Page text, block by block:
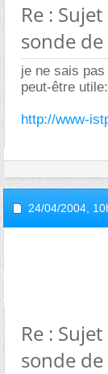
Re :
sonde
je ne sais
peut-être utile:
http://www-
24/04/2004,
Re :
sonde